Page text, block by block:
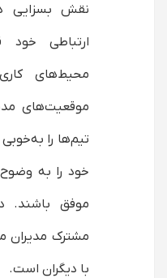
نقش بسزایی
ارتباطی خود
محیط‌های
موقعیت‌های
تیم‌ها را
خود را به
موفق باشند.
مشترک مدیران
با دیگران است.